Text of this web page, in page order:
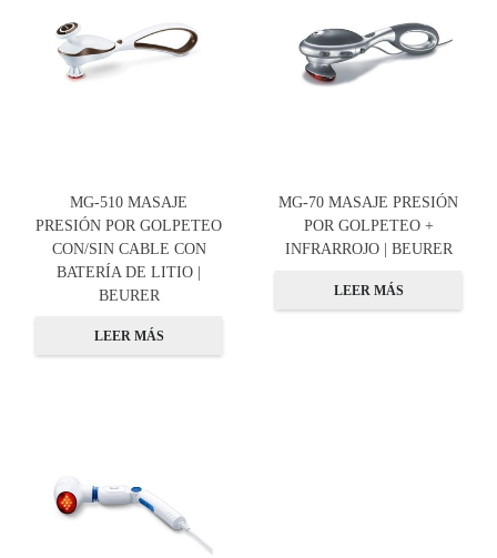
MG-510 MASAJE
PRESIÓN POR GOLPETEO
CON/SIN CABLE CON
BATERÍA DE LITIO |
BEURER
LEER MÁS
MG-70 MASAJE PRESIÓN
POR GOLPETEO +
INFRARROJO | BEURER
LEER MÁS